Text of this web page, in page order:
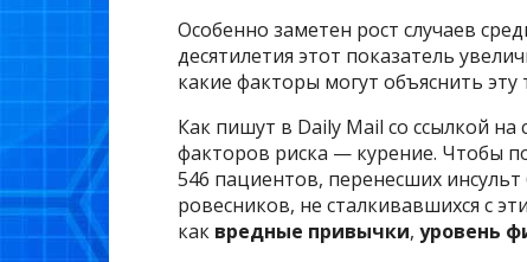
Особенно заметен рост случаев
десятилетия этот показатель
какие факторы могут объяснить
Как пишут в Daily Mail со ссылкой
факторов риска — курение. Чтобы
546 пациентов, перенесших
ровесников, не сталкивавшихся с
как вредные привычки, уровень